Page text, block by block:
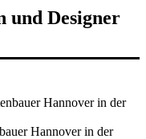
und Designer
Hannover in der